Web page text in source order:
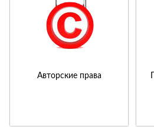
Авторские права